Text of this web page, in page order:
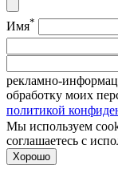
Имя*
рекламно-
обработку моих
политикой
Мы используем
соглашаетесь с
Хорошо